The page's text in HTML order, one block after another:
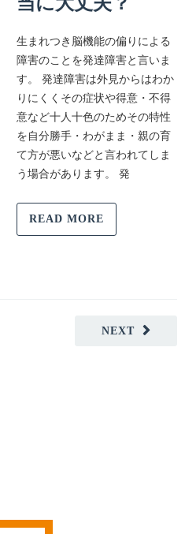
生まれつき脳機能の偏りによる
障害のことを発達障害と言いま
す。 発達障害は外見からはわか
りにくくその症状や得意・不得
意など十人十色のためその特性
を自分勝手・わがまま・親の育
て方が悪いなどと言われてしま
う場合があります。 発
READ MORE
NEXT